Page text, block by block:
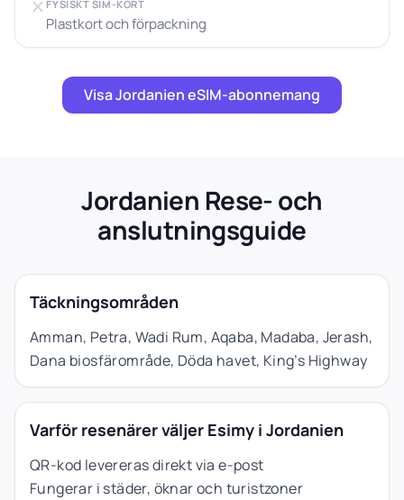
FYSISKT SIM-KORT
Plastkort och förpackning
Visa Jordanien eSIM-abonnemang
Jordanien Rese- och
anslutningsguide
Täckningsområden
Amman, Petra, Wadi Rum, Aqaba, Madaba, Jerash,
Dana biosfärområde, Döda havet, King’s Highway
Varför resenärer väljer Esimy i Jordanien
QR-kod levereras direkt via e-post
Fungerar i städer, öknar och turistzoner